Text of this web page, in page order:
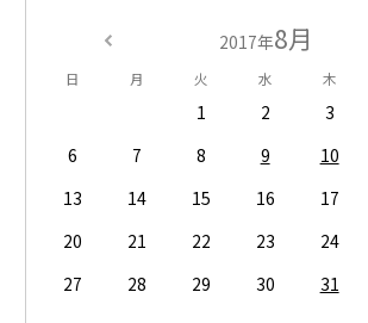
2017年8月
日 月 火 水 木
1 2 3
6
7 8 9 10
13
14 15 16 17
20
21 22 23 24
27
28 29 30 31